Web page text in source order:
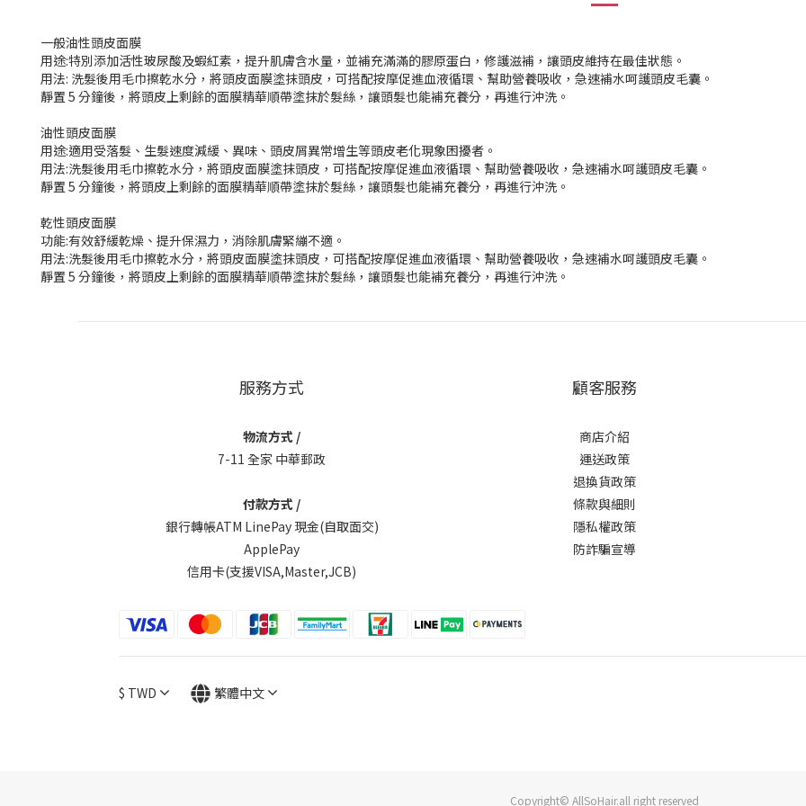
一般油性頭皮面膜
用途:特別添加活性玻尿酸及蝦紅素，提升肌膚含水量，並補充滿滿的膠原蛋白，修護滋補，讓頭皮維持在最佳狀態。
用法: 洗髮後用毛巾擦乾水分，將頭皮面膜塗抹頭皮，可搭配按摩促進血液循環、幫助營養吸收，急速補水呵護頭皮毛囊。
靜置 5 分鐘後，將頭皮上剩餘的面膜精華順帶塗抹於髮絲，讓頭髮也能補充養分，再進行沖洗。
油性頭皮面膜
用途:適用受落髮、生髮速度減緩、異味、頭皮屑異常增生等頭皮老化現象困擾者。
用法:洗髮後用毛巾擦乾水分，將頭皮面膜塗抹頭皮，可搭配按摩促進血液循環、幫助營養吸收，急速補水呵護頭皮毛囊。
靜置 5 分鐘後，將頭皮上剩餘的面膜精華順帶塗抹於髮絲，讓頭髮也能補充養分，再進行沖洗。
乾性頭皮面膜
功能:有效舒緩乾燥、提升保濕力，消除肌膚緊繃不適。
用法:洗髮後用毛巾擦乾水分，將頭皮面膜塗抹頭皮，可搭配按摩促進血液循環、幫助營養吸收，急速補水呵護頭皮毛囊。
靜置 5 分鐘後，將頭皮上剩餘的面膜精華順帶塗抹於髮絲，讓頭髮也能補充養分，再進行沖洗。
服務方式
物流方式 /
7-11 全家 中華郵政
付款方式 /
銀行轉帳ATM LinePay 現金(自取面交)
ApplePay
信用卡(支援VISA,Master,JCB)
顧客服務
商店介紹
運送政策
退換貨政策
條款與細則
隱私權政策
防詐騙宣導
$ TWD 繁體中文
Copyright© AllSoHair.all right reserved